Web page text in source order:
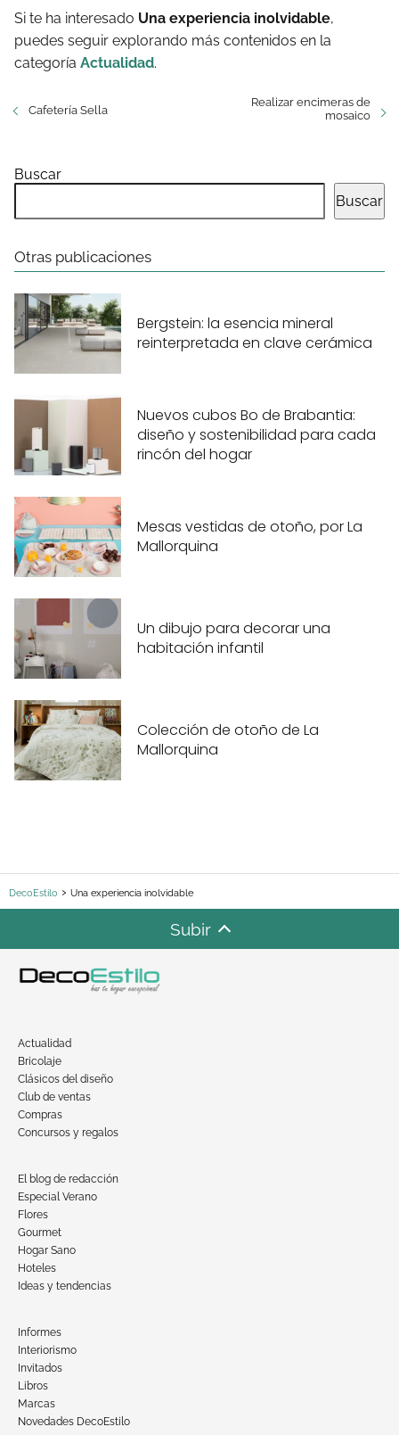
Si te ha interesado Una experiencia inolvidable,
puedes seguir explorando más contenidos en la
categoría Actualidad.
Cafetería Sella
Realizar encimeras de
mosaico
Buscar
Buscar
Otras publicaciones
Bergstein: la esencia mineral
reinterpretada en clave cerámica
Nuevos cubos Bo de Brabantia:
diseño y sostenibilidad para cada
rincón del hogar
Mesas vestidas de otoño, por La
Mallorquina
Un dibujo para decorar una
habitación infantil
Colección de otoño de La
Mallorquina
DecoEstilo Una experiencia inolvidable
Subir
Actualidad
Bricolaje
Clásicos del diseño
Club de ventas
Compras
Concursos y regalos
El blog de redacción
Especial Verano
Flores
Gourmet
Hogar Sano
Hoteles
Ideas y tendencias
Informes
Interiorismo
Invitados
Libros
Marcas
Novedades DecoEstilo